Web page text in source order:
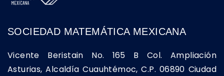
SOCIEDAD MATEMÁTICA MEXICANA
Vicente Beristain No. 165 B Col. Ampliación
Asturias, Alcaldía Cuauhtémoc, C.P. 06890 Ciudad